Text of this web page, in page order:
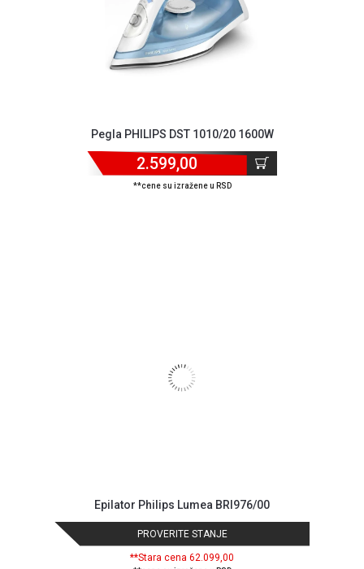
Pegla PHILIPS DST 1010/20 1600W
2.599,00
**cene su izražene u RSD
Epilator Philips Lumea BRI976/00
PROVERITE STANJE
**Stara cena 62.099,00